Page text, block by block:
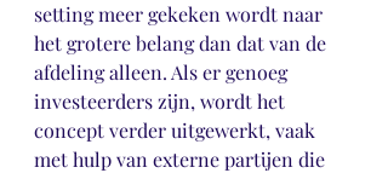
setting meer gekeken wordt naar
het grotere belang dan dat van de
afdeling alleen. Als er genoeg
investeerders zijn, wordt het
concept verder uitgewerkt, vaak
met hulp van externe partijen die